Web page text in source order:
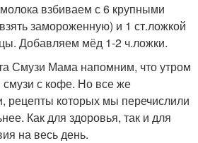
взбиваем с 6 крупными
замороженную) и 1 ст.ложкой
Добавляем мёд 1-2 ч.ложки.
Смузи Мама напомним, что утром
с кофе. Но все же
рецепты которых мы перечислили
Как для здоровья, так и для
на весь день.